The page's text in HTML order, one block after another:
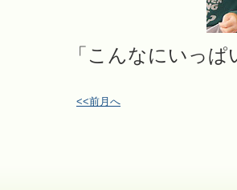
「こんなにいっ
<<前月へ